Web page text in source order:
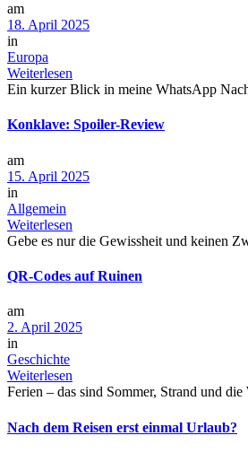
am
18. April 2025
in
Europa
Weiterlesen
Ein kurzer Blick in meine WhatsApp
Konklave: Spoiler-Review
am
15. April 2025
in
Allgemein
Weiterlesen
Gebe es nur die Gewissheit und keinen
QR-Codes auf Ruinen
am
2. April 2025
in
Geschichte
Weiterlesen
Ferien – das sind Sommer, Strand und
Nach dem Reisen erst einmal Urlaub?